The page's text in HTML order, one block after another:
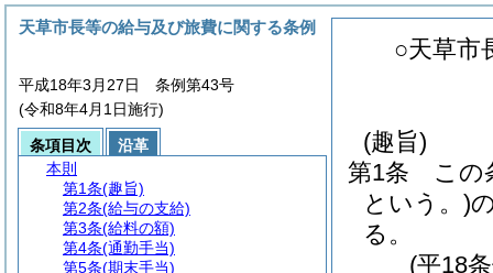
○天草市
(趣旨)
第1条
この
という。)
る。
(平18
天草市長等の給与及び旅費に関する条例
平成18年3月27日 条例第43号
(令和8年4月1日施行)
条項目次
沿革
本則
第1条(趣旨)
第2条(給与の支給)
第3条(給料の額)
第4条(通勤手当)
第5条(期末手当)